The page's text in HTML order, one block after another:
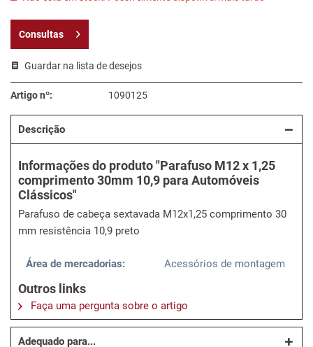
Consultas
Guardar na lista de desejos
Artigo nº: 1090125
Descrição
Informações do produto "Parafuso M12 x 1,25
comprimento 30mm 10,9 para Automóveis
Clássicos"
Parafuso de cabeça sextavada M12x1,25 comprimento 30
mm resistência 10,9 preto
Área de mercadorias: Acessórios de montagem
Outros links
Faça uma pergunta sobre o artigo
Adequado para...